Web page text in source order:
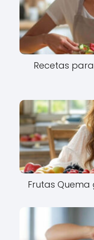
Recetas
Frutas